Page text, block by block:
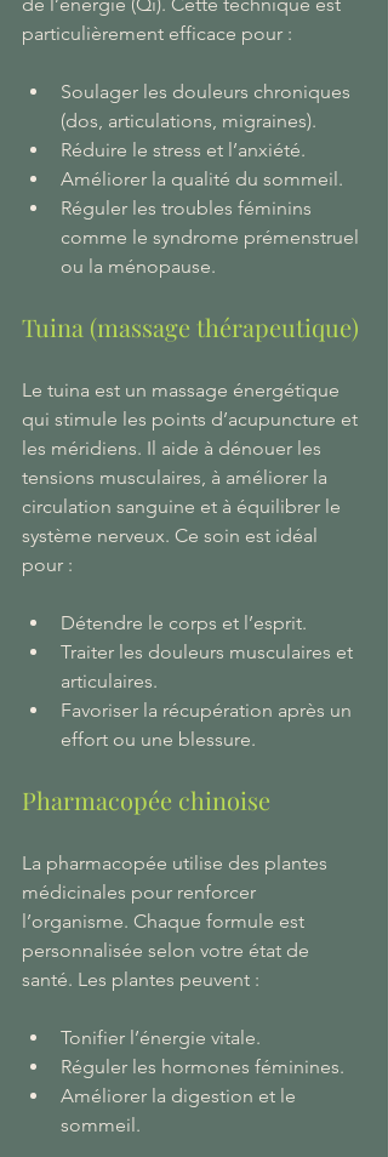
particulièrement efficace pour :
Soulager les douleurs chroniques
(dos, articulations, migraines).
Réduire le stress et l’anxiété.
Améliorer la qualité du sommeil.
Réguler les troubles féminins
comme le syndrome prémenstruel
ou la ménopause.
Tuina (massage thérapeutique)
Le tuina est un massage énergétique
qui stimule les points d’acupuncture et
les méridiens. Il aide à dénouer les
tensions musculaires, à améliorer la
circulation sanguine et à équilibrer le
système nerveux. Ce soin est idéal
pour :
Détendre le corps et l’esprit.
Traiter les douleurs musculaires et
articulaires.
Favoriser la récupération après un
effort ou une blessure.
Pharmacopée chinoise
La pharmacopée utilise des plantes
médicinales pour renforcer
l’organisme. Chaque formule est
personnalisée selon votre état de
santé. Les plantes peuvent :
Tonifier l’énergie vitale.
Réguler les hormones féminines.
Améliorer la digestion et le
sommeil.